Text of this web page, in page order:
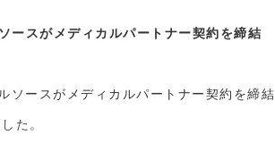
ースがメディカルパートナー契約を締結
ソースがメディカルパートナー契約を締結
た。